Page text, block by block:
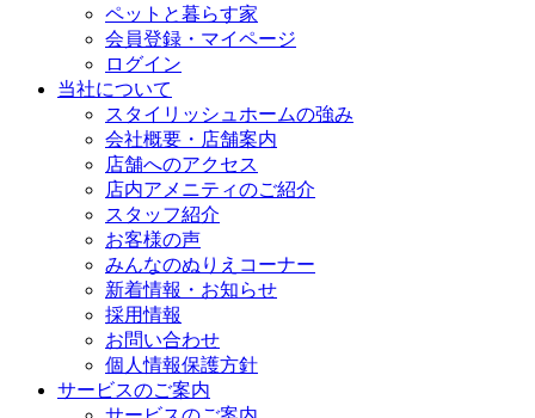
ペットと暮らす家
会員登録・マイページ
ログイン
当社について
スタイリッシュホームの強み
会社概要・店舗案内
店舗へのアクセス
店内アメニティのご紹介
スタッフ紹介
お客様の声
みんなのぬりえコーナー
新着情報・お知らせ
採用情報
お問い合わせ
個人情報保護方針
サービスのご案内